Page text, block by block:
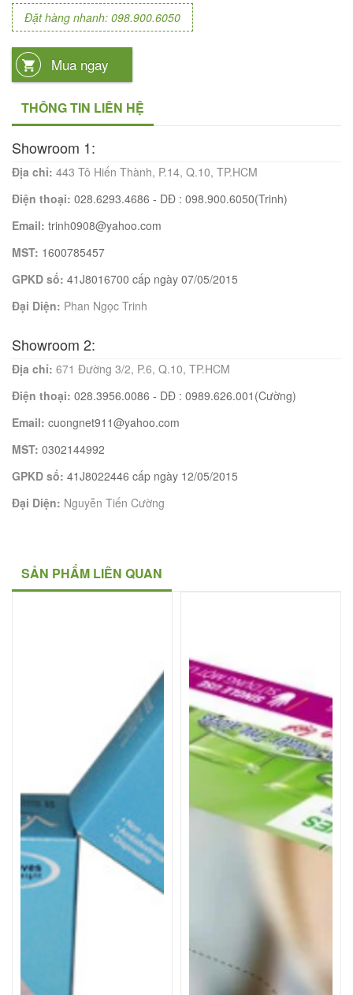
Đặt hàng nhanh: 098.900.6050
Mua ngay
THÔNG TIN LIÊN HỆ
Showroom 1:
Địa chỉ: 443 Tô Hiến Thành, P.14, Q.10, TP.HCM
Điện thoại: 028.6293.4686 - DĐ : 098.900.6050(Trinh)
Email: trinh0908@yahoo.com
MST: 1600785457
GPKD số: 41J8016700 cấp ngày 07/05/2015
Đại Diện: Phan Ngọc Trinh
Showroom 2:
Địa chỉ: 671 Đường 3/2, P.6, Q.10, TP.HCM
Điện thoại: 028.3956.0086 - DĐ : 0989.626.001(Cường)
Email: cuongnet911@yahoo.com
MST: 0302144992
GPKD số: 41J8022446 cấp ngày 12/05/2015
Đại Diện: Nguyễn Tiến Cường
SẢN PHẨM LIÊN QUAN